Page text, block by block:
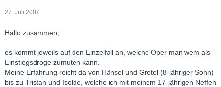
27. Juli 2007
Hallo zusammen,
es kommt jeweils auf den Einzelfall an, welche Oper man wem als
Einstiegsdroge zumuten kann.
Meine Erfahrung reicht da von Hänsel und Gretel (8-jähriger Sohn)
bis zu Tristan und Isolde, welche ich mit meinem 17-jährigen Neffen